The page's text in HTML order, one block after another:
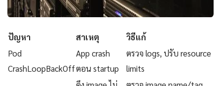
ปัญหา สาเหตุ
วิธีแก้
Pod
CrashLoopBackOff
App crash
ตอน startup
ตรวจ logs, ปรับ resource
limits